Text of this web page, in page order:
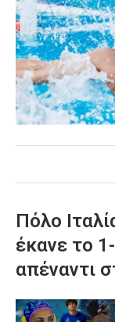
Πόλο
έκανε το
απέναντι